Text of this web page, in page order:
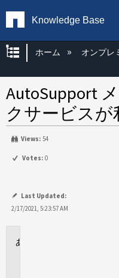
Knowledge Base
グローバル階
ホーム オンプレ
AutoSupport
クサービス
Views: 54
Votes: 0
Last Updated:
2/17/2021, 5:23:57 AM